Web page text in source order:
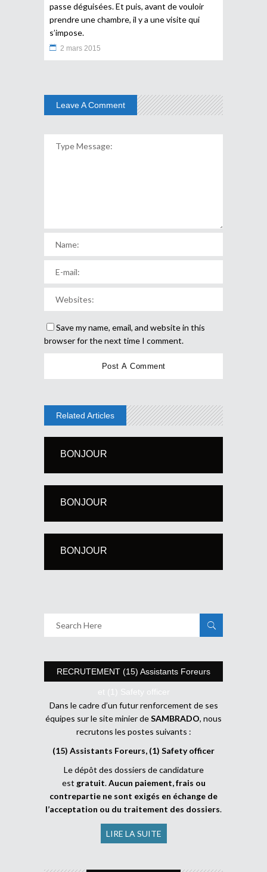
passe déguisées. Et puis, avant de vouloir
prendre une chambre, il y a une visite qui
s’impose.
2 mars 2015
Leave A Comment
Save my name, email, and website in this
browser for the next time I comment.
Related Articles
BONJOUR
BONJOUR
BONJOUR
RECRUTEMENT (15) Assistants Foreurs
et (1) Safety officer
Dans le cadre d’un futur renforcement de ses
équipes sur le site minier deSAMBRADO, nous
recrutons les postes suivants :
(15) Assistants Foreurs, (1) Safety officer
Le dépôt des dossiers de candidature
est gratuit.Aucun paiement, frais ou
contrepartie ne sont exigés en échange de
l’acceptation ou du traitement des dossiers.
LIRE LA SUITE